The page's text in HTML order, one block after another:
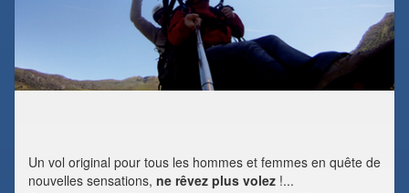
Un vol original pour tous les hommes et femmes en quête de
nouvelles sensations, ne rêvez plus volez !...